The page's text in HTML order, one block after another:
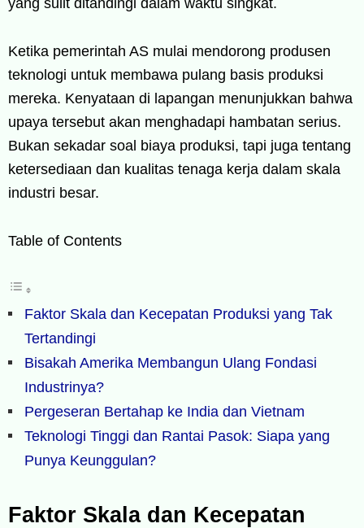
Ketika pemerintah AS mulai mendorong produsen
teknologi untuk membawa pulang basis produksi
mereka. Kenyataan di lapangan menunjukkan bahwa
upaya tersebut akan menghadapi hambatan serius.
Bukan sekadar soal biaya produksi, tapi juga tentang
ketersediaan dan kualitas tenaga kerja dalam skala
industri besar.
Table of Contents
Faktor Skala dan Kecepatan Produksi yang Tak
Tertandingi
Bisakah Amerika Membangun Ulang Fondasi
Industrinya?
Pergeseran Bertahap ke India dan Vietnam
Teknologi Tinggi dan Rantai Pasok: Siapa yang
Punya Keunggulan?
Faktor Skala dan Kecepatan